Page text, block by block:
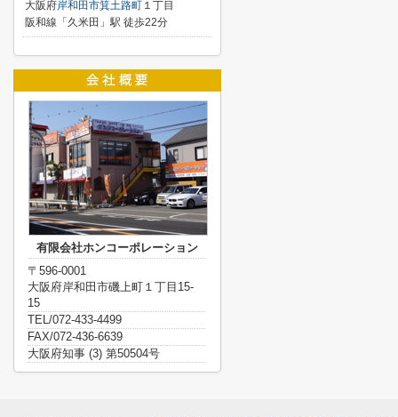
大阪府岸和田市箕土路町 １丁目
阪和線「久米田」駅 徒歩22分
有限会社ホンコーポレーション
〒596-0001
大阪府岸和田市磯上町１丁目15-
15
TEL/072-433-4499
FAX/072-436-6639
大阪府知事 (3) 第50504号